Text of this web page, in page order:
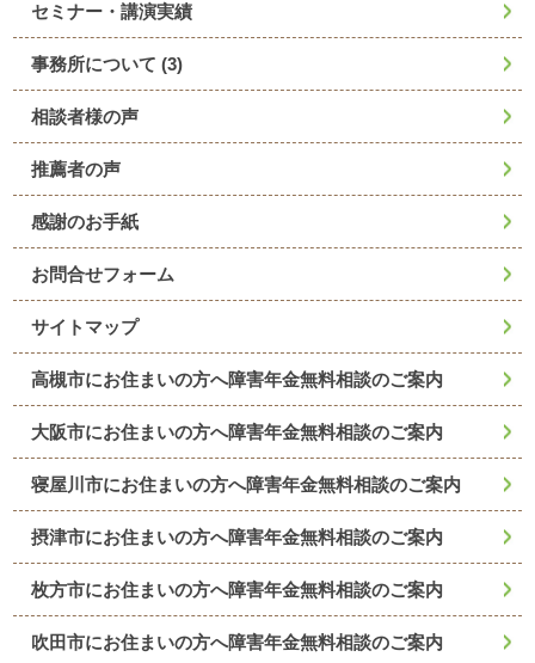
セミナー・講演実績
事務所について (3)
相談者様の声
推薦者の声
感謝のお手紙
お問合せフォーム
サイトマップ
高槻市にお住まいの方へ障害年金無料相談のご案内
大阪市にお住まいの方へ障害年金無料相談のご案内
寝屋川市にお住まいの方へ障害年金無料相談のご案内
摂津市にお住まいの方へ障害年金無料相談のご案内
枚方市にお住まいの方へ障害年金無料相談のご案内
吹田市にお住まいの方へ障害年金無料相談のご案内